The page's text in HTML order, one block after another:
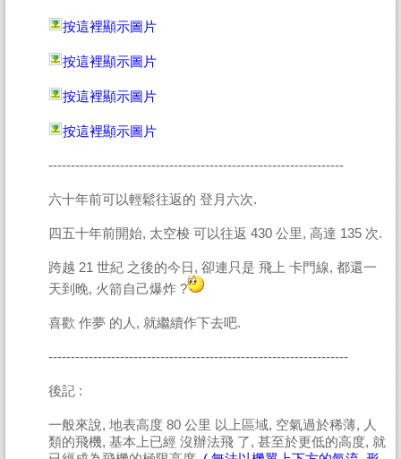
按這裡顯示圖片
按這裡顯示圖片
按這裡顯示圖片
按這裡顯示圖片
------------------------------------------------------------------
六十年前可以輕鬆往返的 登月六次.
四五十年前開始, 太空梭 可以往返 430 公里, 高達 135 次.
跨越 21 世紀 之後的今日, 卻連只是 飛上 卡門線, 都還一
天到晚, 火箭自己爆炸 ?
喜歡 作夢 的人, 就繼續作下去吧.
-------------------------------------------------------------------
後記 :
一般來說, 地表高度 80 公里 以上區域, 空氣過於稀薄, 人
類的飛機, 基本上已經 沒辦法飛 了, 甚至於更低的高度, 就